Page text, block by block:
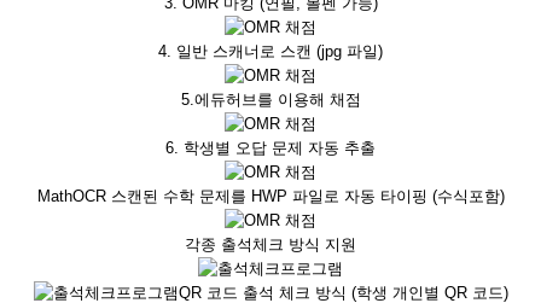
4. 일반 스캐너로 스캔 (jpg 파일)
5.에듀허브를 이용해 채점
6. 학생별 오답 문제 자동 추출
MathOCR 스캔된 수학 문제를 HWP 파일로 자동 타이핑 (수식포함)
각종 출석체크 방식 지원
QR 코드 출석 체크 방식 (학생 개인별 QR 코드)